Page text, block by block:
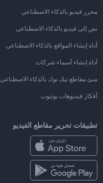
محرر فيديو بالذكاء الاصطناعي
نص إلى فيديو بالذكاء الاصطناعي
أداة إنشاء المواقع بالذكاء الاصطناعي
أداة إنشاء أسماء شركات
منئ مقاطع تيك توك بالذكاء الاصطناعي
أفكار فيديوهات يوتيوب
تطبيقات تحرير مقاطع الفيديو